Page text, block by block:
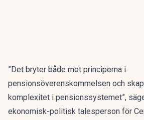
”Det bryter både mot principerna i
pensionsöverenskommelsen och
komplexitet i pensionssystemet”,
ekonomisk-politisk talesperson för